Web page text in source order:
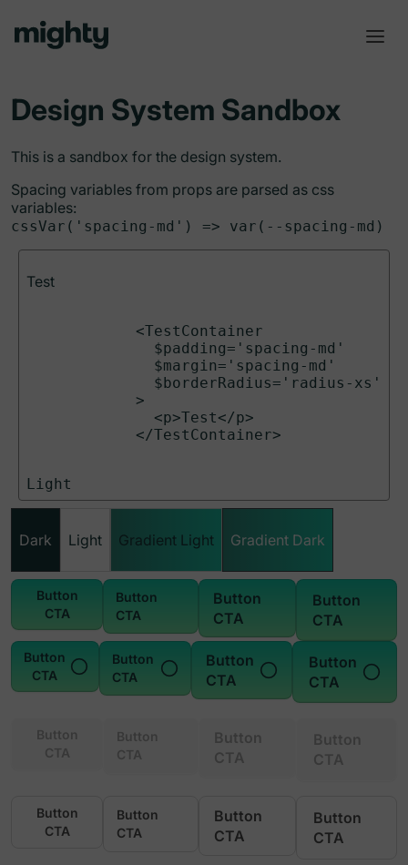
Design System Sandbox
This is a sandbox for the design system.
Spacing variables from props are parsed as css
variables:
cssVar('spacing-md') => var(--spacing-md)
Test
            <TestContainer
              $padding='spacing-md'
              $margin='spacing-md'
              $borderRadius='radius-xs'
            >
              <p>Test</p>
            </TestContainer>
Light
Dark Light Gradient Light Gradient Dark
Button
CTA
Button
CTA
Button
CTA
Button
CTA
Button
CTA
Button
CTA
Button
CTA
Button
CTA
Button
CTA
Button
CTA
Button
CTA
Button
CTA
Button
CTA
Button
CTA
Button
CTA
Button
CTA